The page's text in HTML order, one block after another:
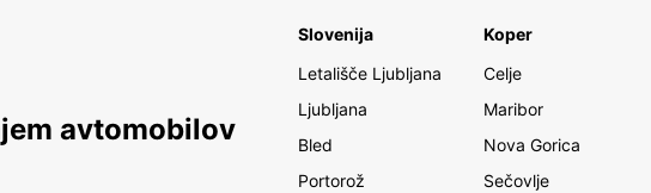
avtomobilov
Slovenija
Letališče Ljubljana
Ljubljana
Bled
Portorož
Koper
Celje
Maribor
Nova Gorica
Sečovlje